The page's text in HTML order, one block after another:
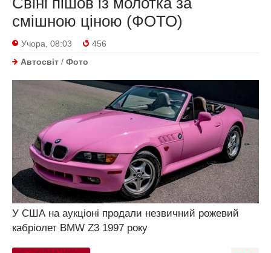
смішною ціною (ФОТО)
Учора, 08:03
456
Автосвіт / Фото
У США на аукціоні продали незвичний рожевий
кабріолет BMW Z3 1997 року